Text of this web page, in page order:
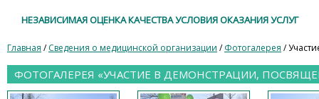
НЕЗАВИСИМАЯ ОЦЕНКА КАЧЕСТВА УСЛОВИЯ ОКАЗАНИЯ УСЛУГ
Главная /Сведения о медицинской организации /Фотогалерея /
ФОТОГАЛЕРЕЯ «УЧАСТИЕ В ДЕМОНСТРАЦИИ,